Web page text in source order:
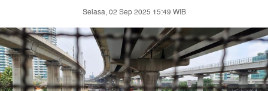
Selasa, 02 Sep 2025 15:49 WIB